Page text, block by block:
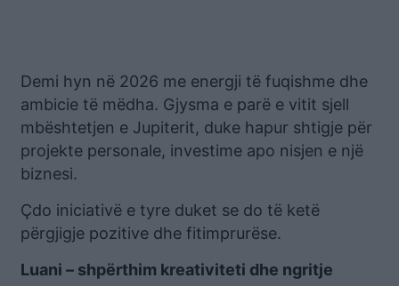
Demi hyn në 2026 me energji të fuqishme dhe
ambicie të mëdha. Gjysma e parë e vitit sjell
mbështetjen e Jupiterit, duke hapur shtigje për
projekte personale, investime apo nisjen e një
biznesi.
Çdo iniciativë e tyre duket se do të ketë
përgjigje pozitive dhe fitimprurëse.
Luani – shpërthim kreativiteti dhe ngritje